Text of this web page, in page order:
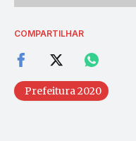
COMPARTILHAR
Prefeitura 2020